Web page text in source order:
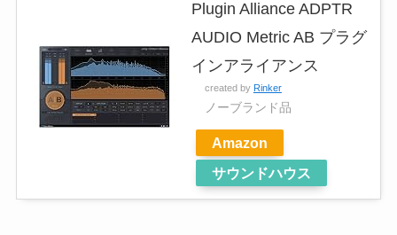
Plugin Alliance ADPTR
AUDIO Metric AB プラグ
インアライアンス
created by Rinker
ノーブランド品
Amazon
サウンドハウス